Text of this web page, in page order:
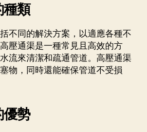
種類
不同的解決方案，以適應各種不
壓通渠是一種常見且高效的方
流來清潔和疏通管道。高壓通渠
物，同時還能確保管道不受損
優勢